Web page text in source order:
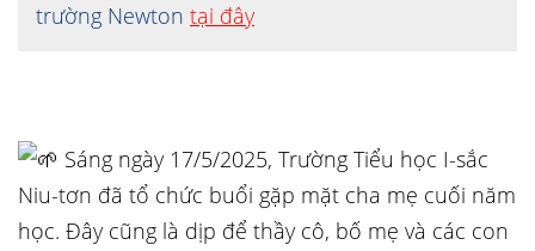
trường Newton tại đây
Sáng ngày 17/5/2025, Trường Tiểu học I-sắc
Niu-tơn đã tổ chức buổi gặp mặt cha mẹ cuối năm
học. Đây cũng là dịp để thầy cô, bố mẹ và các con